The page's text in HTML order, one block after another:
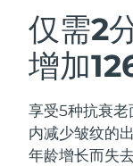
仅需2
增加
享受5种抗衰老
内减少皱纹的
年龄增长而失
奥地利
巴林
比利时
百慕大